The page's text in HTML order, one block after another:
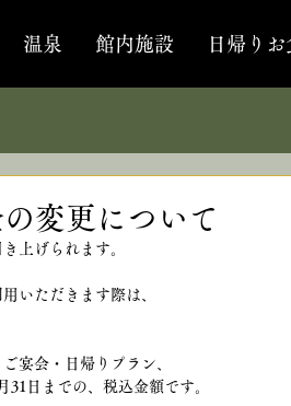
温泉 館内施設 日帰り
変更について
上げられます。
いただきます際は、
宴会・日帰りプラン、
31日までの、税込金額です。